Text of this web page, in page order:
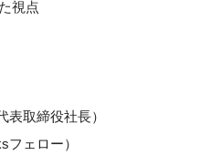
視点
取締役社長）
フェロー）